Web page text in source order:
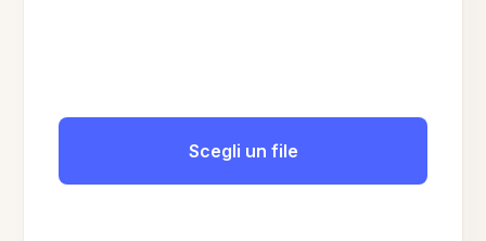
Scegli un file